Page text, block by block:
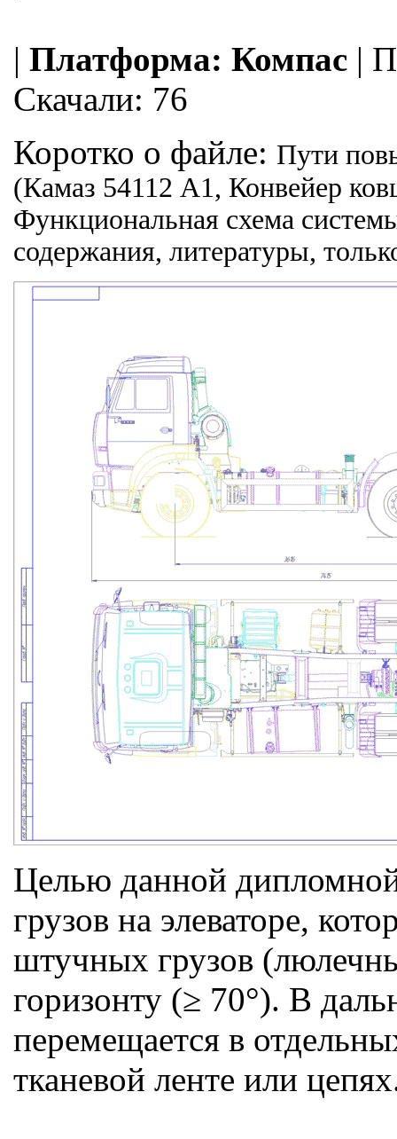
| Платформа: Компас |
Скачали: 76
Коротко о файле: Пути
(Камаз 54112 А1, Конвейер
Функциональная схема
содержания, литературы,
Целью данной
грузов на элеваторе,
штучных грузов
горизонту (≥ 70°). В
перемещается в
тканевой ленте или